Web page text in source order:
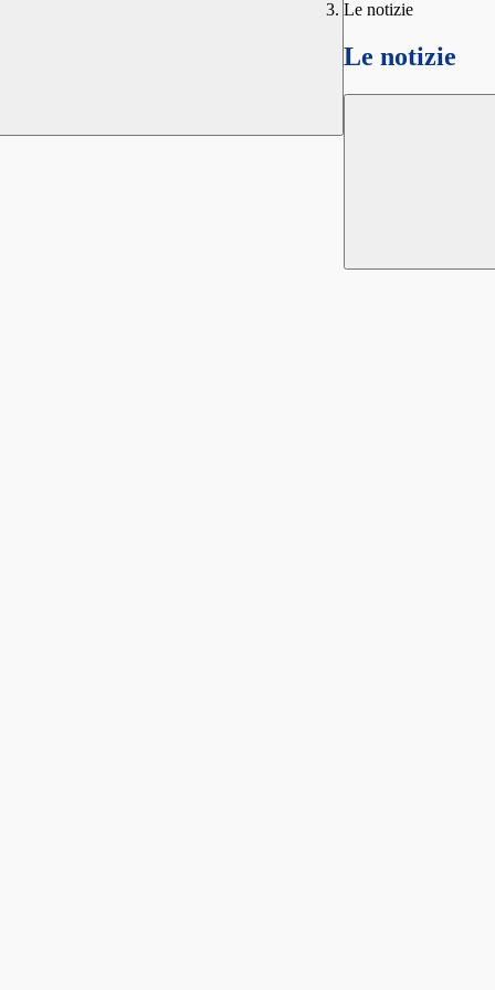
Le notizie
Le notizie